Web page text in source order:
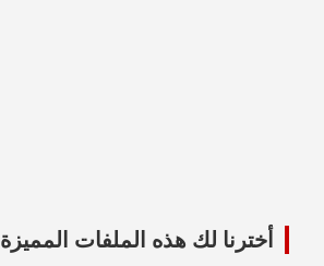
أخترنا لك هذه الملفات المميزة